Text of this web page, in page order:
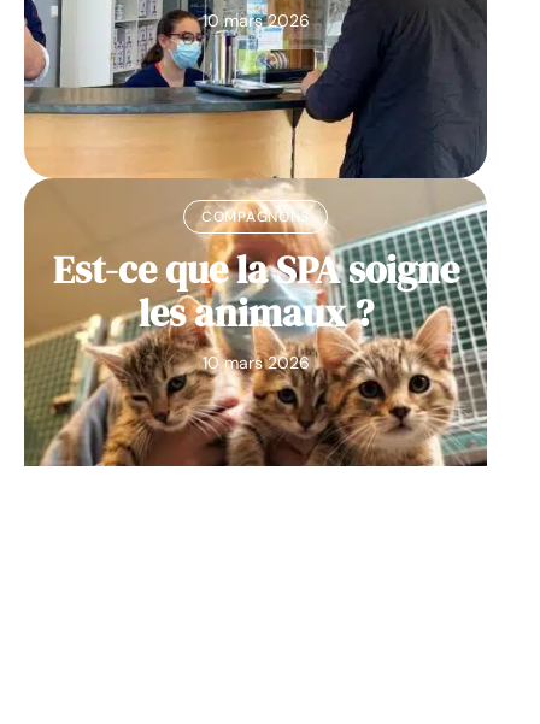
10 mars 2026
COMPAGNONS
Est-ce que la SPA soigne
les animaux ?
10 mars 2026